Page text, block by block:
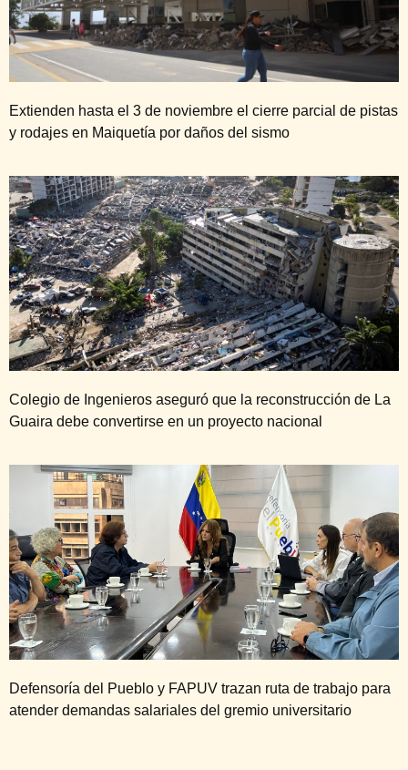
Extienden hasta el 3 de noviembre el cierre parcial de pistas
y rodajes en Maiquetía por daños del sismo
Colegio de Ingenieros aseguró que la reconstrucción de La
Guaira debe convertirse en un proyecto nacional
Defensoría del Pueblo y FAPUV trazan ruta de trabajo para
atender demandas salariales del gremio universitario